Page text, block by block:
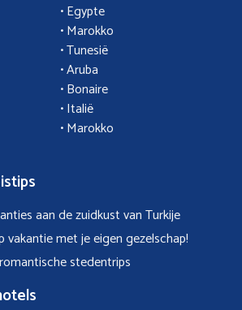
• Egypte
•Marokko
• Tunesië
•Aruba
• Bonaire
•Italië
•Marokko
aan de zuidkust van Turkije
vakantie met je eigen gezelschap!
stedentrips